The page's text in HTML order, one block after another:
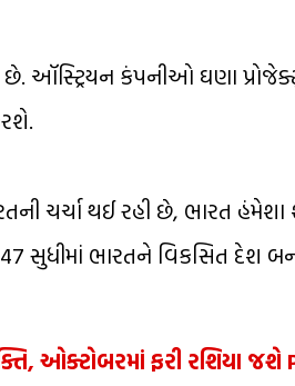
ઑસ્ટ્રિયન કંપનીઓ ઘણા
ચર્ચા થઈ રહી છે, ભારત હંમેશા
સુધીમાં ભારતને વિકસિત દેશ
ઓક્ટોબરમાં ફરી રશિયા જશે